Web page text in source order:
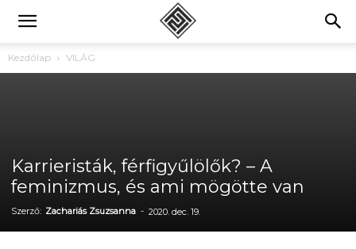
Kezdőlap VILÁG
Karrieristák, férfigyűlölők? – A
feminizmus, és ami mögötte van
Szerző: Zachariás Zsuzsanna - 2020. dec. 19.